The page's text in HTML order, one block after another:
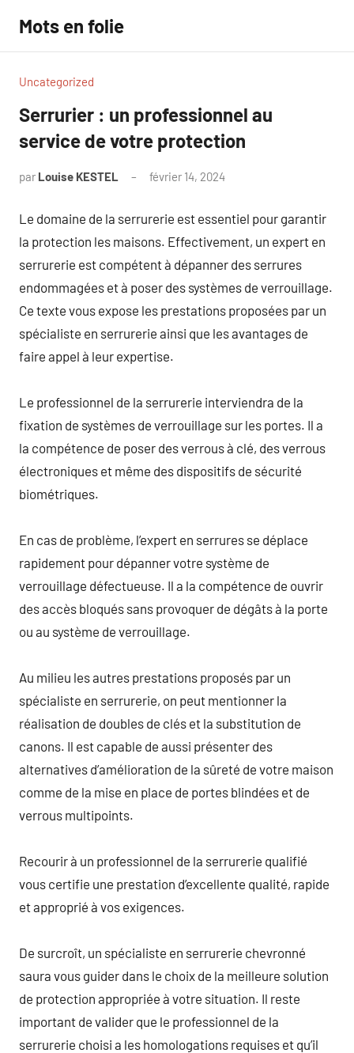
contenu
Mots en folie
Uncategorized
Serrurier : un professionnel au
service de votre protection
par Louise KESTEL février 14, 2024
Le domaine de la serrurerie est essentiel pour garantir
la protection les maisons. Effectivement, un expert en
serrurerie est compétent à dépanner des serrures
endommagées et à poser des systèmes de verrouillage.
Ce texte vous expose les prestations proposées par un
spécialiste en serrurerie ainsi que les avantages de
faire appel à leur expertise.
Le professionnel de la serrurerie interviendra de la
fixation de systèmes de verrouillage sur les portes. Il a
la compétence de poser des verrous à clé, des verrous
électroniques et même des dispositifs de sécurité
biométriques.
En cas de problème, l’expert en serrures se déplace
rapidement pour dépanner votre système de
verrouillage défectueuse. Il a la compétence de ouvrir
des accès bloqués sans provoquer de dégâts à la porte
ou au système de verrouillage.
Au milieu les autres prestations proposés par un
spécialiste en serrurerie, on peut mentionner la
réalisation de doubles de clés et la substitution de
canons. Il est capable de aussi présenter des
alternatives d’amélioration de la sûreté de votre maison
comme de la mise en place de portes blindées et de
verrous multipoints.
Recourir à un professionnel de la serrurerie qualifié
vous certifie une prestation d’excellente qualité, rapide
et approprié à vos exigences.
De surcroît, un spécialiste en serrurerie chevronné
saura vous guider dans le choix de la meilleure solution
de protection appropriée à votre situation. Il reste
important de valider que le professionnel de la
serrurerie choisi a les homologations requises et qu’il